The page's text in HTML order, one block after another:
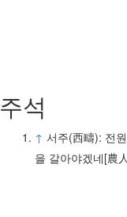
주석
↑ 서주(西疇): 전
을 갈아야겠네[農